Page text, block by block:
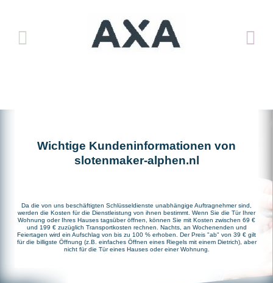
Wichtige Kundeninformationen von
slotenmaker-alphen.nl
Da die von uns beschäftigten Schlüsseldienste unabhängige Auftragnehmer sind,
werden die Kosten für die Dienstleistung von ihnen bestimmt. Wenn Sie die Tür Ihrer
Wohnung oder Ihres Hauses tagsüber öffnen, können Sie mit Kosten zwischen 69 €
und 199 € zuzüglich Transportkosten rechnen. Nachts, an Wochenenden und
Feiertagen wird ein Aufschlag von bis zu 100 % erhoben. Der Preis "ab" von 39 € gilt
für die billigste Öffnung (z.B. einfaches Öffnen eines Riegels mit einem Dietrich), aber
nicht für die Tür eines Hauses oder einer Wohnung.